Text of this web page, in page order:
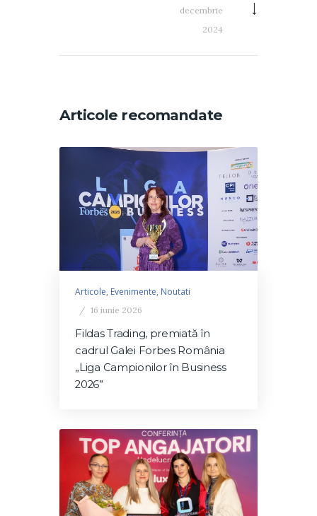
decembrie
2024
Articole recomandate
Articole, Evenimente, Noutati
16 iunie 2026
Fildas Trading, premiată în
cadrul Galei Forbes România
„Liga Campionilor în Business
2026”